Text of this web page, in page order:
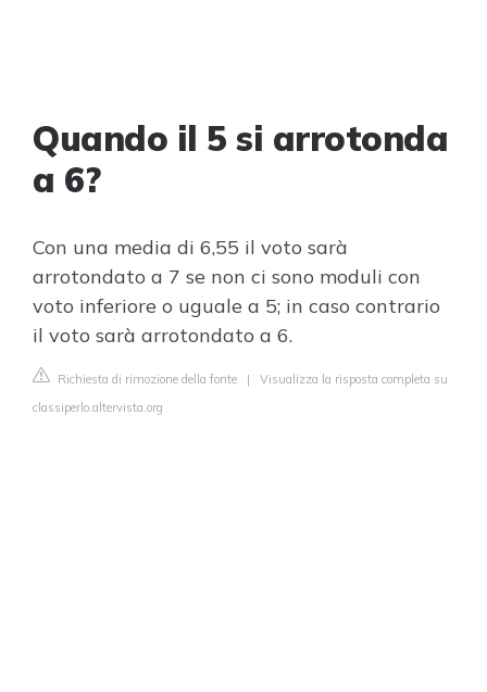
Quando il 5 si arrotonda
a 6?
Con una media di 6,55 il voto sarà
arrotondato a 7 se non ci sono moduli con
voto inferiore o uguale a 5; in caso contrario
il voto sarà arrotondato a 6.
Richiesta di rimozione della fonte | Visualizza la risposta completa su
classiperlo.altervista.org